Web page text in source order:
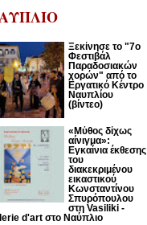
Ξεκίνησε το "7ο
Φεστιβάλ
Παραδοσιακών
χορών" από το
Εργατικό Κέντρο
Ναυπλίου
(βίντεο)
«Μύθος δίχως
αίνιγμα»:
Εγκαίνια έκθεσης
του
διακεκριμένου
εικαστικού
Κωνσταντίνου
Σπυρόπουλου
στη Vasiliki -
d'art στο Ναύπλιο